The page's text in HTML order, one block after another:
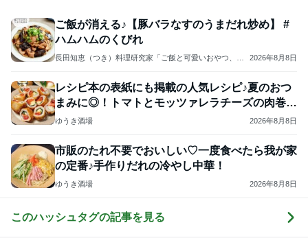
ご飯が消える♪【豚バラなすのうまだれ炒め】 #
ハムハムのくびれ
長田知恵（つき）料理研究家「ご飯と可愛いおやつ、キ
2026年8月8日
レシピ本の表紙にも掲載の人気レシピ♪夏のおつ
まみに◎！トマトとモッツァレラチーズの肉巻き
フライ
ゆうき酒場 2026年8月8日
市販のたれ不要でおいしい♡一度食べたら我が家
の定番♪手作りだれの冷やし中華！
ゆうき酒場 2026年8月8日
このハッシュタグの記事を見る